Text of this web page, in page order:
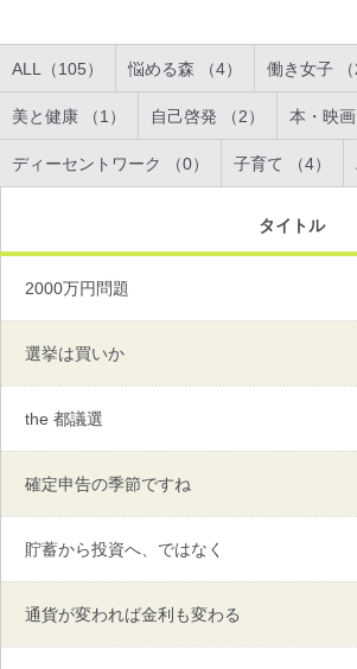
ALL（105） 悩める森 （4） 働き女子 （
美と健康 （1） 自己啓発 （2） 本・映画
ディーセントワーク （0） 子育て （4）
タイトル
2000万円問題
選挙は買いか
the 都議選
確定申告の季節ですね
貯蓄から投資へ、ではなく
通貨が変われば金利も変わる